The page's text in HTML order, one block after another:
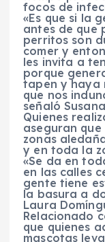
focos de
«Es que si la
antes de que
perritos son
comer y
les invita a
porque
tapen y haya
que nos
señaló
Quienes
aseguran
zonas
y en toda la
«Se da en
en las calles
gente tiene
la basura a
Laura
Relacionado
que quienes
mascotas